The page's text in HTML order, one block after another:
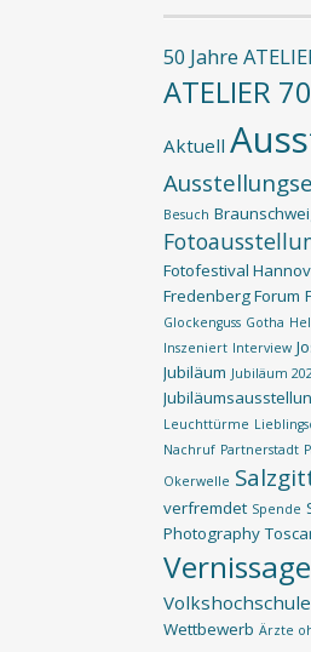
50 Jahre
ATELIER 70
Aktuell
Besuch
Fotofestival
Fredenberg Forum
Glockenguss Gotha
Inszeniert Interview
Jubiläum Jubiläum
Leuchttürme
Nachruf Partnerstadt
Okerwelle
verfremdet Spende
Photography
Vernissage
Volkshochschule
Wettbewerb Ärzte